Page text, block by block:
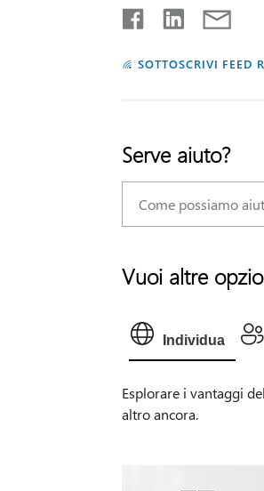
SOTTOSCRIVI FEED
Serve aiuto?
Vuoi altre
Individua
Esplorare i vantaggi
altro ancora.